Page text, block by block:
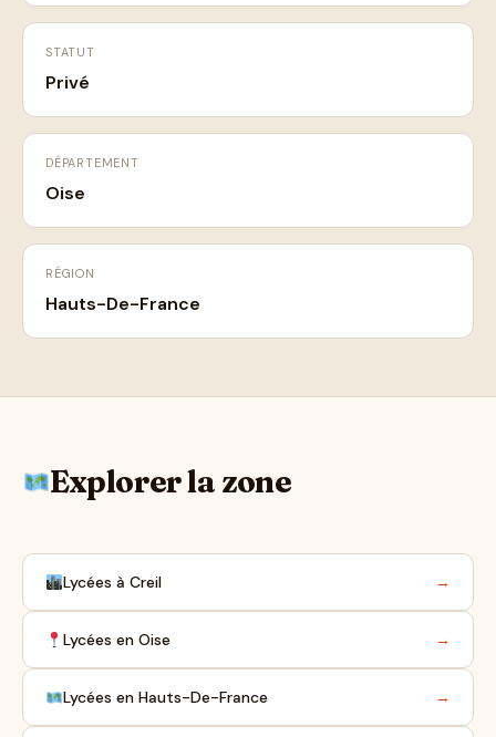
STATUT
Privé
DÉPARTEMENT
Oise
RÉGION
Hauts-De-France
Explorer la zone
Lycées à Creil →
Lycées en Oise →
Lycées en Hauts-De-France →